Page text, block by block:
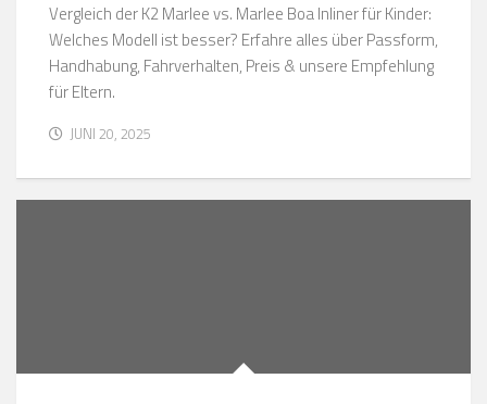
Vergleich der K2 Marlee vs. Marlee Boa Inliner für Kinder:
Welches Modell ist besser? Erfahre alles über Passform,
Handhabung, Fahrverhalten, Preis & unsere Empfehlung
für Eltern.
JUNI 20, 2025